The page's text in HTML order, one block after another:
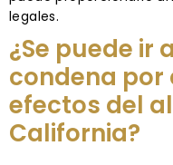
legales.
¿Se puede ir
condena por
efectos del
California?